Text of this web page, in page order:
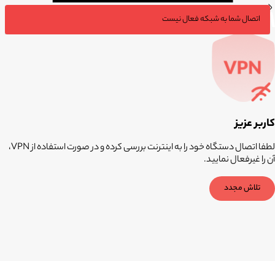
کاربر عزیز
لطفا اتصال دستگاه خود را به اینترنت بررسی کرده و در صورت استفاده از VPN،
آن را غیرفعال نمایید.
تلاش مجدد
اتصال شما به شبکه فعال نیست